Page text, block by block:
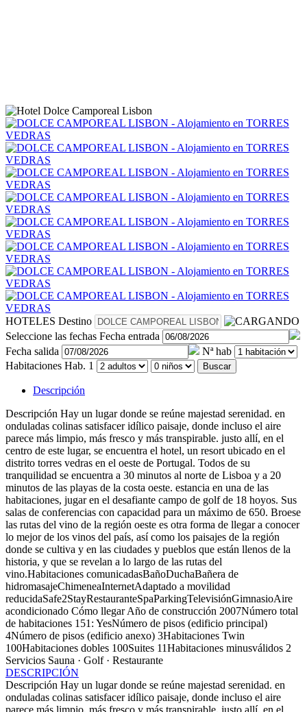
HOTELES Destino
Seleccione las fechas Fecha entrada
Fecha salida
Nª hab
Habitaciones Hab. 1 Buscar
Descripción
Descripción Hay un lugar donde se reúne majestad serenidad. en
onduladas colinas satisfacer idílico paisaje, donde incluso el aire
parece más limpio, más fresco y más transpirable. justo allí, en el
centro de este lugar, se encuentra el hotel, un resort ubicado en el
distrito torres vedras en el oeste de Portugal. Todos de su
tranquilidad se encuentra a 30 minutos al norte de Lisboa y a 20
minutos de las playas de la costa oeste. estancia en una de las
habitaciones, jugar en el desafiante campo de golf de 18 hoyos. Sus
salas de conferencias con capacidad para un máximo de 650. Broese
las rutas del vino de la región oeste es otra forma de llegar a conocer
lo mejor de los vinos del país, así como los paisajes de la región
donde se cultiva y en las ciudades y pueblos que están llenos de la
historia, y que se revelan a lo largo de las rutas del
vino.Habitaciones comunicadasBañoDuchaBañera de
hidromasajeChimeneaInternetAdaptado a movilidad
reducidaSafe2StayRestauranteSpaParkingTelevisiónGimnasioAire
acondicionado Cómo llegar Año de construcción 2007Número total
de habitaciones 151: YesNúmero de pisos (edificio principal)
4Número de pisos (edificio anexo) 3Habitaciones Twin
100Habitaciones dobles 100Suites 11Habitaciones minusválidos 2
Servicios Sauna · Golf · Restaurante
DESCRIPCIÓN
Descripción Hay un lugar donde se reúne majestad serenidad. en
onduladas colinas satisfacer idílico paisaje, donde incluso el aire
parece más limpio, más fresco y más transpirable. justo allí, en el